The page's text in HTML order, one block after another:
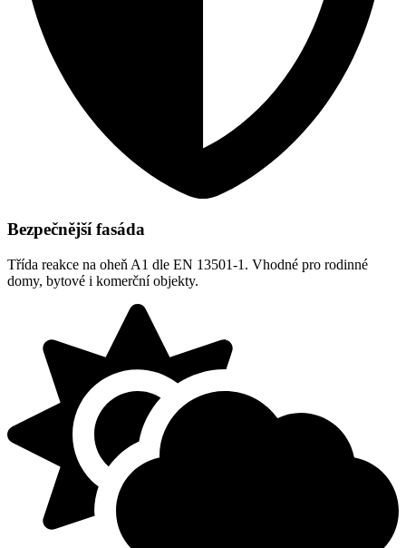
Bezpečnější fasáda
Třída reakce na oheň A1 dle EN 13501-1. Vhodné pro rodinné
domy, bytové i komerční objekty.